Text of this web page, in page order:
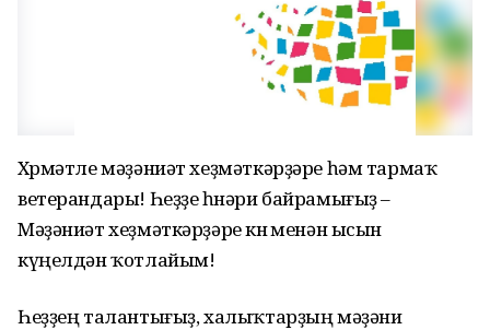
Хөрмәтле мәҙәниәт хеҙмәткәрҙәре һәм тармаҡ
ветерандары! Һеҙҙе һөнәри байрамығыҙ –
Мәҙәниәт хеҙмәткәрҙәре көнө менән ысын
күңелдән ҡотлайым!
Һеҙҙең талантығыҙ, халыҡтарҙың мәҙәни